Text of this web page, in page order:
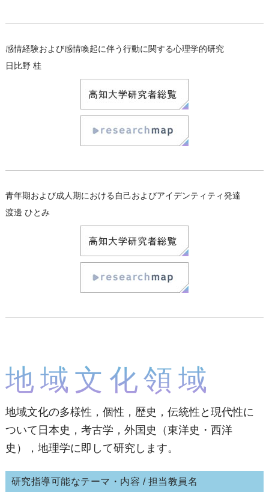
感情経験および感情喚起に伴う行動に関する心理学的研究
日比野 桂
青年期および成人期における自己およびアイデンティティ発達
渡邊 ひとみ
地域文化領域
地域文化の多様性，個性，歴史，伝統性と現代性に
ついて日本史，考古学，外国史（東洋史・西洋
史），地理学に即して研究します。
研究指導可能なテーマ・内容 / 担当教員名